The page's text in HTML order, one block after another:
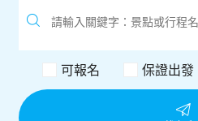
可報名 保證出發